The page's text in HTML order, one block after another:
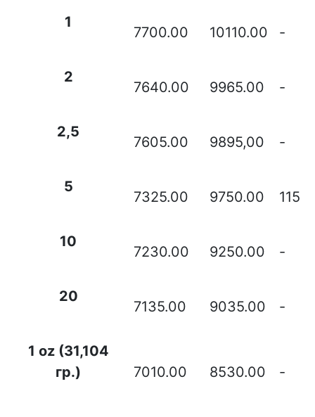
1
7700.00 10110.00 -
2
7640.00 9965.00 -
2,5
7605.00 9895,00 -
5
7325.00 9750.00 115
10
7230.00 9250.00 -
20
7135.00 9035.00 -
1 oz (31,104
гр.)
7010.00 8530.00 -